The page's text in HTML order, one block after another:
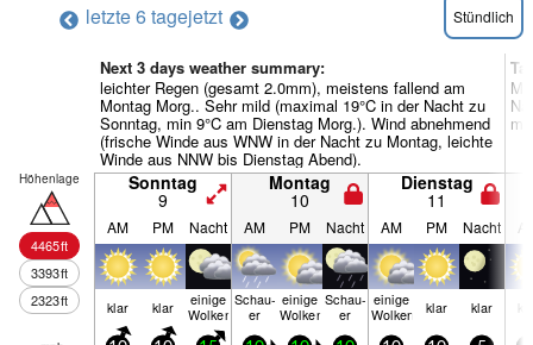
letzte 6 tagejetzt Stündlich
Next 3 days weather summary:
leichter Regen (gesamt 2.0mm), meistens fallend am
Montag Morg.. Sehr mild (maximal 19°C in der Nacht zu
Sonntag, min 9°C am Dienstag Morg.). Wind abnehmend
(frische Winde aus WNW in der Nacht zu Montag, leichte
Winde aus NNW bis Dienstag Abend).
Höhenlage
4465ft
3393ft
2323ft
Sonntag
9
Montag
10
Dienstag
11
AM PM Nacht AM PM Nacht AM PM Nacht
klar klar einige
Wolken
Schau­
er
einige
Wolken
Schau­
er
einige
Wolken klar klar